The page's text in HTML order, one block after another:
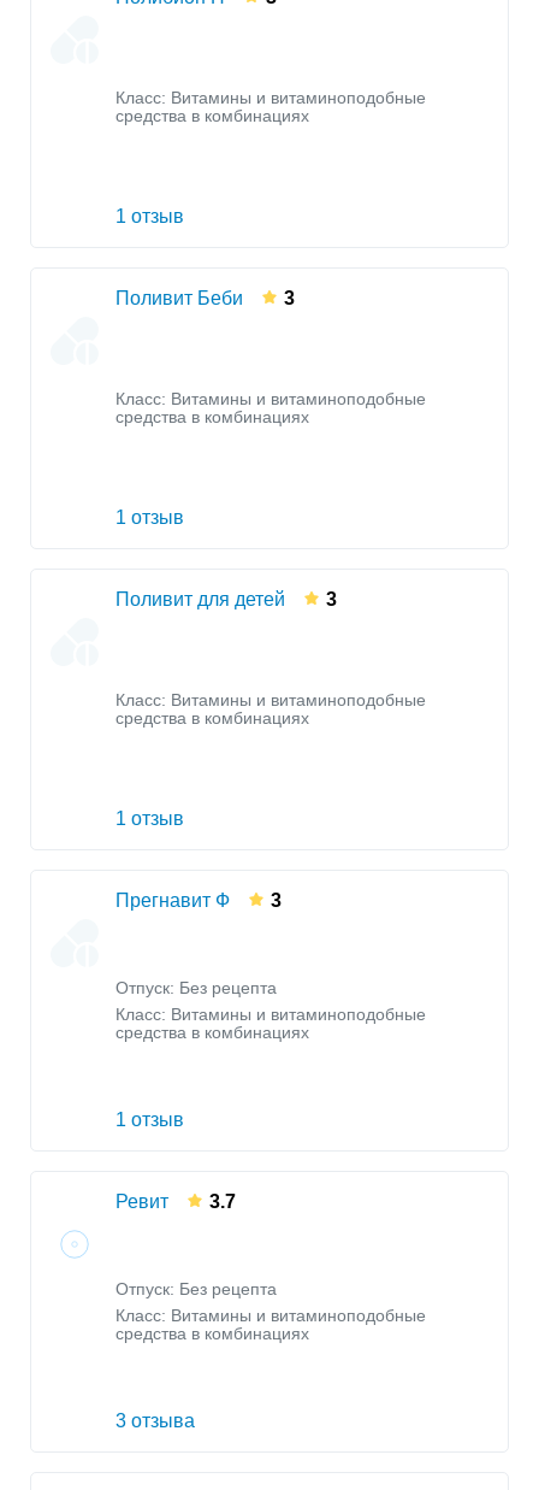
Класс: Витамины и витаминоподобные
средства в комбинациях
1 отзыв
Поливит Беби 3
Класс: Витамины и витаминоподобные
средства в комбинациях
1 отзыв
Поливит для детей 3
Класс: Витамины и витаминоподобные
средства в комбинациях
1 отзыв
Прегнавит Ф 3
Отпуск: Без рецепта
Класс: Витамины и витаминоподобные
средства в комбинациях
1 отзыв
Ревит 3.7
Отпуск: Без рецепта
Класс: Витамины и витаминоподобные
средства в комбинациях
3 отзыва